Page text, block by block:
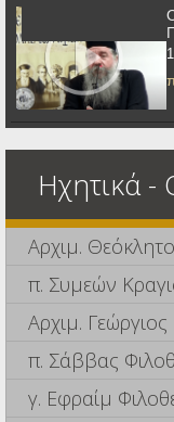
Ηχητικά -
Αρχιμ.
π. Συμεών
Αρχιμ.
π. Σάββας
γ. Εφραίμ